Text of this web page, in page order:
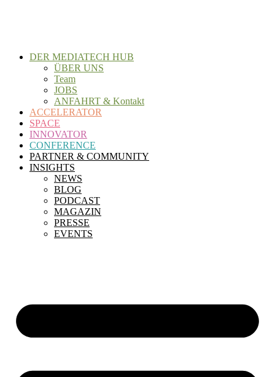
DER MEDIATECH HUB
ÜBER UNS
Team
JOBS
ANFAHRT & Kontakt
ACCELERATOR
SPACE
INNOVATOR
CONFERENCE
PARTNER & COMMUNITY
INSIGHTS
NEWS
BLOG
PODCAST
MAGAZIN
PRESSE
EVENTS